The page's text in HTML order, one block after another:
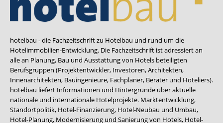
hotelbau - die Fachzeitschrift zu Hotelbau und rund um die
Hotelimmobilien-Entwicklung. Die Fachzeitschrift ist adressiert an
alle an Planung, Bau und Ausstattung von Hotels beteiligten
Berufsgruppen (Projektentwickler, Investoren, Architekten,
Innenarchitekten, Bauingenieure, Fachplaner, Berater und Hoteliers).
hotelbau liefert Informationen und Hintergründe über aktuelle
nationale und internationale Hotelprojekte. Marktentwicklung,
Standortpolitik, Hotel-Finanzierung, Hotel-Neubau und Umbau,
Hotel-Planung, Modernisierung und Sanierung von Hotels, Hotel-